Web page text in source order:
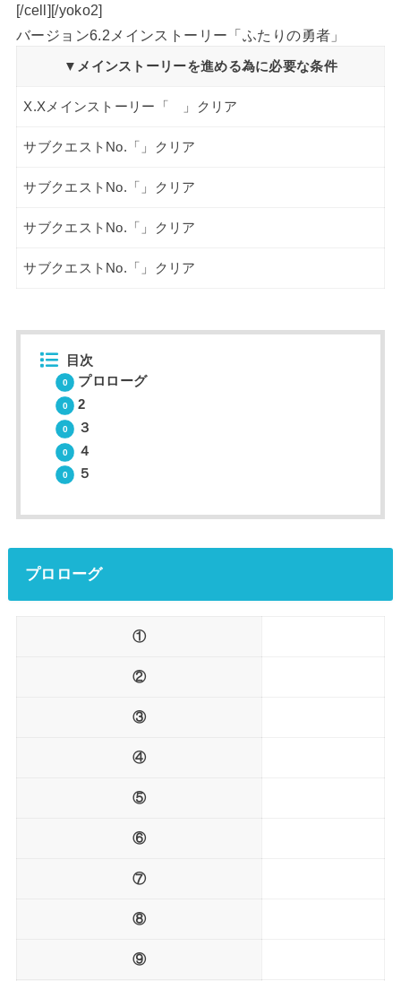
[/cell][/yoko2]
バージョン6.2メインストーリー「ふたりの勇者」
▼メインストーリーを進める為に必要な条件
X.Xメインストーリー「 」クリア
サブクエストNo.「」クリア
サブクエストNo.「」クリア
サブクエストNo.「」クリア
サブクエストNo.「」クリア
目次
プロローグ
2
３
４
５
プロローグ
①
②
③
④
⑤
⑥
⑦
⑧
⑨